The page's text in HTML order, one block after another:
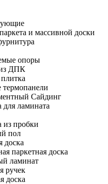
и массивной доски
опоры
ДПК
Сайдинг
ламината
пробки
пол
доска
паркетная доска
ламинат
ручек
доска